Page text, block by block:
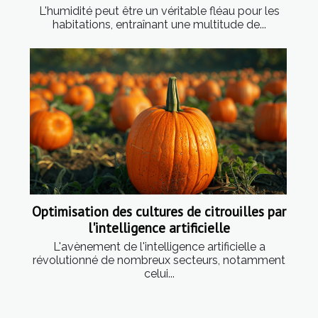
L'humidité peut être un véritable fléau pour les
habitations, entraînant une multitude de...
Optimisation des cultures de citrouilles par
l'intelligence artificielle
L'avènement de l'intelligence artificielle a
révolutionné de nombreux secteurs, notamment
celui...